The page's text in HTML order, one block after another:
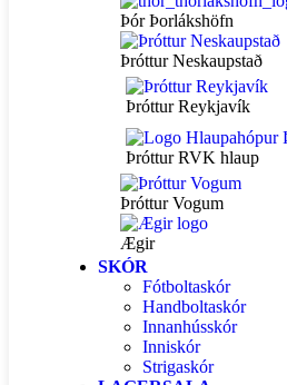
Þór Þorlákshöfn
Þróttur Neskaupstað
Þróttur Reykjavík
Þróttur RVK hlaup
Þróttur Vogum
Ægir
SKÓR
Fótboltaskór
Handboltaskór
Innanhússkór
Inniskór
Strigaskór